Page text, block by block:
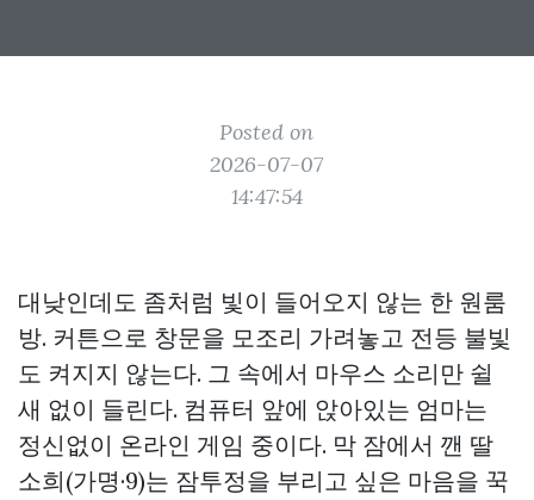
Posted on
2026-07-07
14:47:54
대낮인데도 좀처럼 빛이 들어오지 않는 한 원룸
방. 커튼으로 창문을 모조리 가려놓고 전등 불빛
도 켜지지 않는다. 그 속에서 마우스 소리만 쉴
새 없이 들린다. 컴퓨터 앞에 앉아있는 엄마는
정신없이 온라인 게임 중이다. 막 잠에서 깬 딸
소희(가명·9)는 잠투정을 부리고 싶은 마음을 꾹